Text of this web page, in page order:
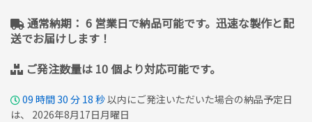
通常納期： 6 営業日で納品可能です。迅速な製作と配
送でお届けします！
ご発注数量は 10 個より対応可能です。
09 時間30 分 17 秒以内にご発注いただいた場合の納品予定日
は、 2026年8月17日月曜日